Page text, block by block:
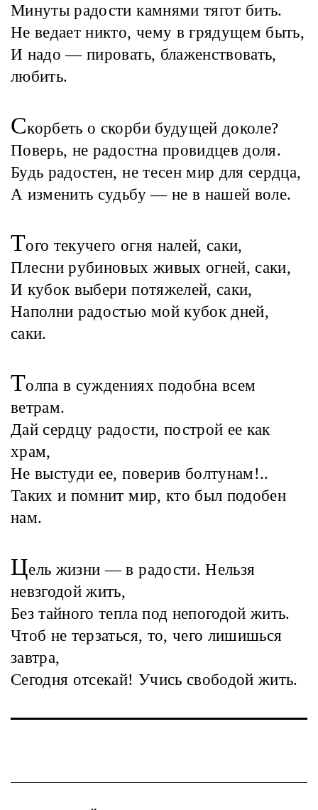
Минуты радости камнями тягот бить.
Не ведает никто, чему в грядущем быть,
И надо — пировать, блаженствовать,
любить.
Скорбеть о скорби будущей доколе?
Поверь, не радостна провидцев доля.
Будь радостен, не тесен мир для сердца,
А изменить судьбу — не в нашей воле.
Того текучего огня налей, саки,
Плесни рубиновых живых огней, саки,
И кубок выбери потяжелей, саки,
Наполни радостью мой кубок дней,
саки.
Толпа в суждениях подобна всем
ветрам.
Дай сердцу радости, построй ее как
храм,
Не выстуди ее, поверив болтунам!..
Таких и помнит мир, кто был подобен
нам.
Цель жизни — в радости. Нельзя
невзгодой жить,
Без тайного тепла под непогодой жить.
Чтоб не терзаться, то, чего лишишься
завтра,
Сегодня отсекай! Учись свободой жить.